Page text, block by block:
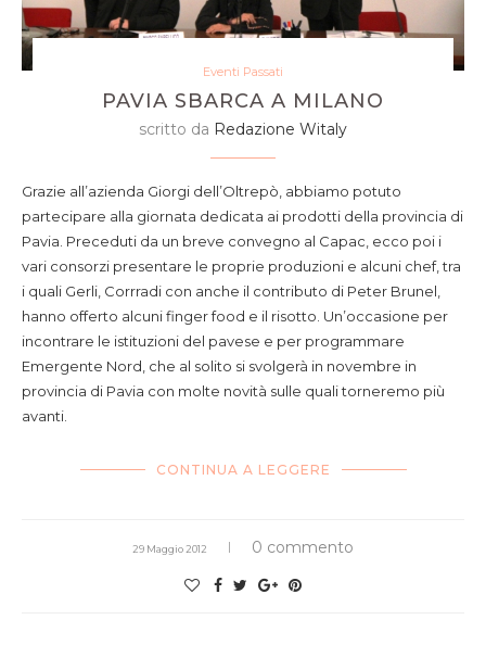
Eventi Passati
PAVIA SBARCA A MILANO
scritto da Redazione Witaly
Grazie all’azienda Giorgi dell’Oltrepò, abbiamo potuto
partecipare alla giornata dedicata ai prodotti della provincia di
Pavia. Preceduti da un breve convegno al Capac, ecco poi i
vari consorzi presentare le proprie produzioni e alcuni chef, tra
i quali Gerli, Corrradi con anche il contributo di Peter Brunel,
hanno offerto alcuni finger food e il risotto. Un’occasione per
incontrare le istituzioni del pavese e per programmare
Emergente Nord, che al solito si svolgerà in novembre in
provincia di Pavia con molte novità sulle quali torneremo più
avanti.
CONTINUA A LEGGERE
29 Maggio 2012 0 commento